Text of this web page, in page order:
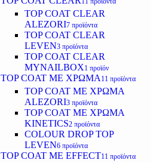
TOP COAT CLEAR
ALEZORI7 προϊόντα
TOP COAT CLEAR
LEVEN3 προϊόντα
TOP COAT CLEAR
MYNAILBOX1 προϊόν
TOP COAT ΜΕ ΧΡΩΜΑ 11 προϊόντα
TOP COAT ΜΕ ΧΡΩΜΑ
ALEZORI3 προϊόντα
TOP COAT ΜΕ ΧΡΩΜΑ
KINETICS2 προϊόντα
COLOUR DROP TOP
LEVEN6 προϊόντα
TOP COAT ΜΕ EFFECT11 προϊόντα